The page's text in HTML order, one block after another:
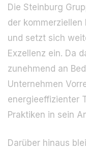
Die Steinburg
der
und setzt sich
Exzellenz ein. Da
zunehmend an
Unternehmen
energieeffizienter
Praktiken in sein
Darüber hinaus